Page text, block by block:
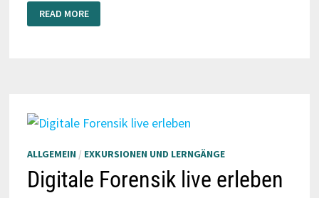
TEXTILGESCHICHTE
HAUTNAH
READ MORE
ALLGEMEIN / EXKURSIONEN UND LERNGÄNGE
Digitale Forensik live erleben